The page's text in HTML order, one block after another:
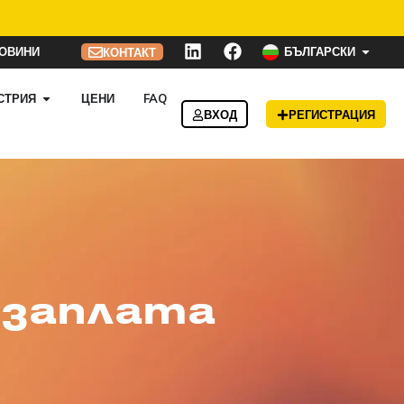
КОНТАКТ БЪЛГАРСКИ
ЦЕНИ
FAQ
ВХОД
РЕГИСТРАЦИЯ